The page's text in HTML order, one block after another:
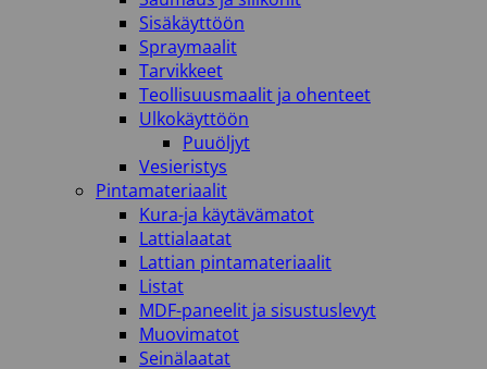
Sisäkäyttöön
Spraymaalit
Tarvikkeet
Teollisuusmaalit ja ohenteet
Ulkokäyttöön
Puuöljyt
Vesieristys
Pintamateriaalit
Kura-ja käytävämatot
Lattialaatat
Lattian pintamateriaalit
Listat
MDF-paneelit ja sisustuslevyt
Muovimatot
Seinälaatat